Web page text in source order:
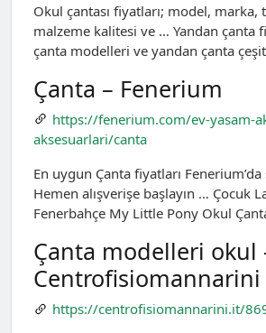
Okul çantası fiyatları; model, marka,
malzeme kalitesi ve … Yandan çanta
çanta modelleri ve yandan çanta
Çanta – Fenerium
https://fenerium.com/ev-yasam-
aksesuarlari/canta
En uygun Çanta fiyatları
Hemen alışverişe başlayın … Çocuk
Fenerbahçe My Little Pony Okul
Çanta modelleri okul
Centrofisiomannarini
https://centrofisiomannarini.it/